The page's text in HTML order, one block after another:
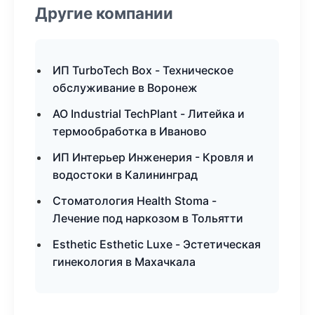
Другие компании
ИП TurboTech Box - Техническое
обслуживание в Воронеж
АО Industrial TechPlant - Литейка и
термообработка в Иваново
ИП Интерьер Инженерия - Кровля и
водостоки в Калининград
Стоматология Health Stoma -
Лечение под наркозом в Тольятти
Esthetic Esthetic Luxe - Эстетическая
гинекология в Махачкала